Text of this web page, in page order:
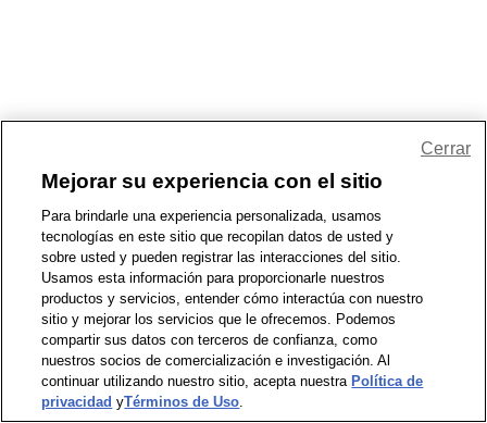
Mejorar su experiencia con el sitio
Para brindarle una experiencia personalizada, usamos
tecnologías en este sitio que recopilan datos de usted y
sobre usted y pueden registrar las interacciones del sitio.
Usamos esta información para proporcionarle nuestros
productos y servicios, entender cómo interactúa con nuestro
sitio y mejorar los servicios que le ofrecemos. Podemos
compartir sus datos con terceros de confianza, como
nuestros socios de comercialización e investigación. Al
continuar utilizando nuestro sitio, acepta nuestra Política de
privacidad yTérminos de Uso.
Cerrar